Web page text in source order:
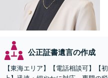
公正証書遺言の作成
【東海エリア】【電話相談可】【